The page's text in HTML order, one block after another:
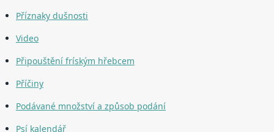
Příznaky dušnosti
Video
Připouštění fríským hřebcem
Příčiny
Podávané množství a způsob podání
Psí kalendář